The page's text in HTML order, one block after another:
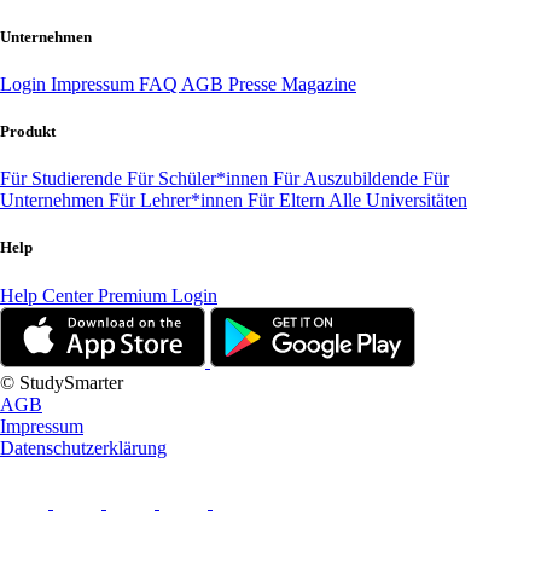
Unternehmen
Login Impressum FAQ AGB Presse Magazine
Produkt
Für Studierende Für Schüler*innen Für Auszubildende Für
Unternehmen Für Lehrer*innen Für Eltern Alle Universitäten
Help
Help CenterPremium Login
© StudySmarter
AGB
Impressum
Datenschutzerklärung